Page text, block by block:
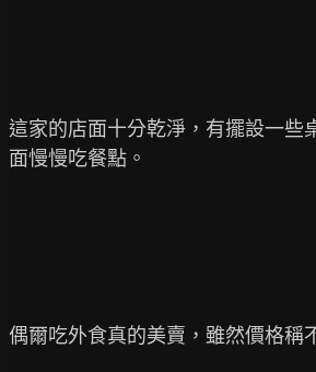
這家的店面十分乾淨，有擺設一些
面慢慢吃餐點。
偶爾吃外食真的美賣，雖然價格稱